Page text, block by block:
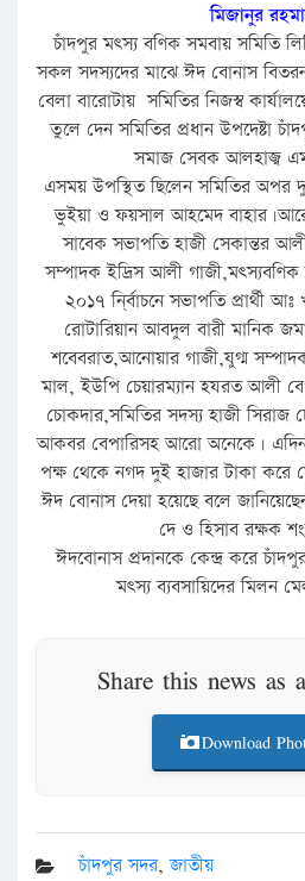
মিজানুর
চাঁদপুর মৎস্য বণিক সমবায় সমিতি
সকল সদস্যদের মাঝে ঈদ বোনাস
বেলা বারোটায় সমিতির নিজস্ব
তুলে দেন সমিতির প্রধান উপদেষ্টা
সমাজ সেবক আলহাজ্ব
এসময় উপস্থিত ছিলেন সমিতির অপর
ভুইয়া ও ফয়সাল আহমেদ
সাবেক সভাপতি হাজী সেকান্তর
সম্পাদক ইদ্রিস আলী গাজী,মৎস্যবণিক
২০১৭ নি্র্বাচনে সভাপতি প্রার্থী
রোটারিয়ান আবদুল বারী মানিক
শবেবরাত,আনোয়ার গাজী,যুগ্ম
মাল, ইউপি চেয়ারম্যান হযরত আলী
চোকদার,সমিতির সদস্য হাজী
আকবর বেপারিসহ আরো অনেকে।
পক্ষ থেকে নগদ দুই হাজার টাকা করে
ঈদ বোনাস দেয়া হয়েছে বলে
দে ও হিসাব রক্ষক
ঈদবোনাস প্রদানকে কেন্দ্র করে
মৎস্য ব্যবসায়িদের মিলন
Share this news as
Download
চাঁদপুর সদর,জাতীয়